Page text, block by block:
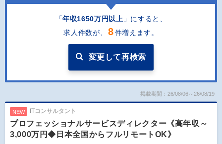
「年収1650万円以上 」にすると
求人件数が、
8件増えます。
変更して再検索
掲載期間：26/08/06～26/08/19
NEW ITコンサルタント
プロフェッショナルサービスディレクター《高年収～
3,000万円◆日本全国からフルリモートOK》